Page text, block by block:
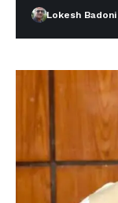
Lokesh Badoni